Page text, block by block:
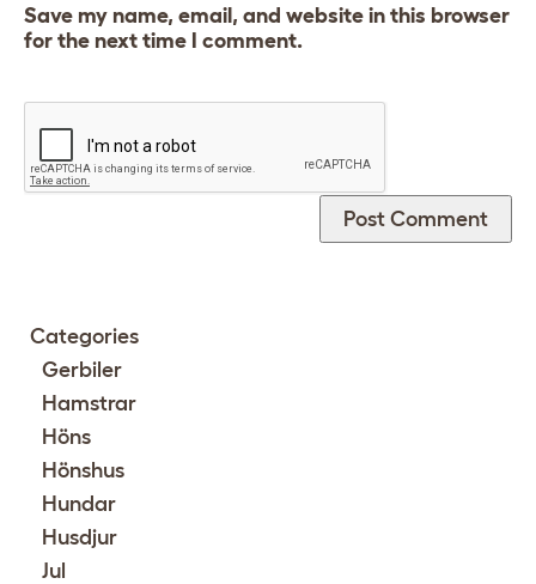
Save my name, email, and website in this browser
for the next time I comment.
Categories
Gerbiler
Hamstrar
Höns
Hönshus
Hundar
Husdjur
Jul